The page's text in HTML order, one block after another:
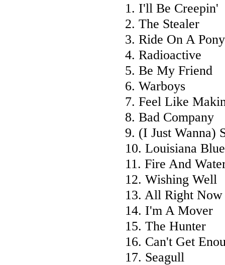
1. I'll Be Creepin'
2. The Stealer
3. Ride On A Pony
4. Radioactive
5. Be My Friend
6. Warboys
7. Feel Like
8. Bad Company
9. (I Just Wanna)
10. Louisiana
11. Fire And
12. Wishing Well
13. All Right Now
14. I'm A Mover
15. The Hunter
16. Can't Get
17. Seagull